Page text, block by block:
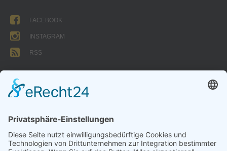
FACEBOOK
INSTAGRAM
RSS
FORMULARE
Abteilungsbeitrag aktive Spieler:
Jugendliche unter 18: 25 EUR
Erwachsene: 50 EUR
UMMELDEANTRAG